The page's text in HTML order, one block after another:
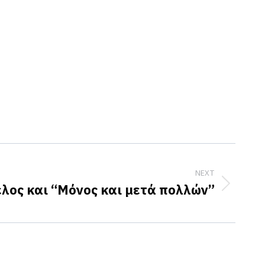
NEXT
και “Μόνος και μετά πολλών”